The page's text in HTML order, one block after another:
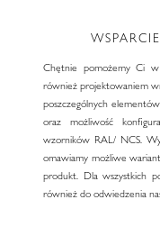
Chętnie pomożemy Ci
również projektowaniem
poszczególnych
oraz możliwość
wzorników RAL/ NCS.
omawiamy możliwe
produkt. Dla wszystkich
również do odwiedzenia